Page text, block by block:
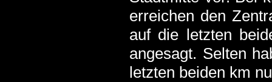
erreichen den
auf die letzten
angesagt. Selten
letzten beiden km